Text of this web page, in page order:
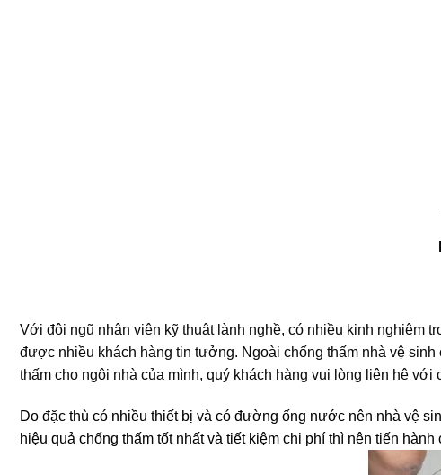
Với đội ngũ nhân viên kỹ thuật lành nghề, có nhiều kinh nghiệm
được nhiều khách hàng tin tưởng. Ngoài chống thấm nhà vệ
thấm cho ngôi nhà của mình, quý khách hàng vui lòng liên hệ với
Do đặc thù có nhiều thiết bị và có đường ống nước nên nhà vệ
hiệu quả chống thấm tốt nhất và tiết kiệm chi phí thì nên tiến